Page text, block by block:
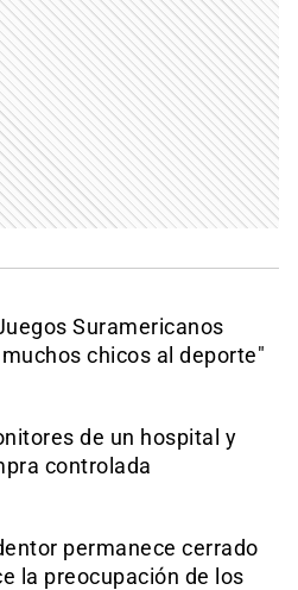
Suramericanos
chicos al deporte"
de un hospital y
controlada
permanece cerrado
la preocupación de los